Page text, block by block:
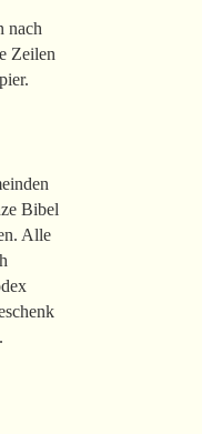
nach
Zeilen
Bibel
Alle